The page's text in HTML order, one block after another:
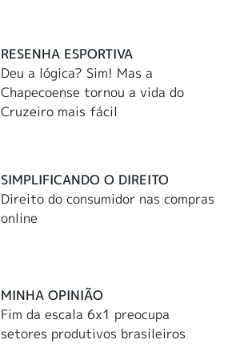
RESENHA ESPORTIVA
Deu a lógica? Sim! Mas a
Chapecoense tornou a vida do
Cruzeiro mais fácil
SIMPLIFICANDO O DIREITO
Direito do consumidor nas compras
online
MINHA OPINIÃO
Fim da escala 6x1 preocupa
setores produtivos brasileiros